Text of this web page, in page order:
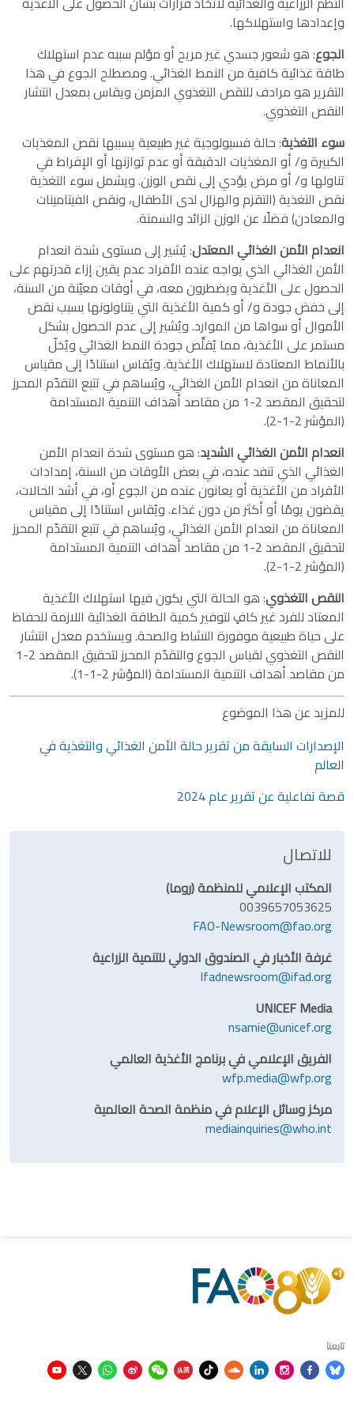
وإعدادها واستهلاكها.
الجوع: هو شعور جسدي غير مريح أو مؤلم سببه عدم استهلاك
طاقة غذائية كافية من النمط الغذائي. ومصطلح الجوع في هذا
التقرير هو مرادف للنقص التغذوي المزمن ويقاس بمعدل انتشار
النقص التغذوي.
سوء التغذية: حالة فسيولوجية غير طبيعية يسببها نقص المغذيات
الكبيرة و/ أو المغذيات الدقيقة أو عدم توازنها أو الإفراط في
تناولها و/ أو مرض يؤدي إلى نقص الوزن. ويشمل سوء التغذية
نقص التغذية (التقزم والهزال لدى الأطفال، ونقص الفيتامينات
والمعادن) فضلًا عن الوزن الزائد والسمنة.
انعدام الأمن الغذائي المعتدل: يُشير إلى مستوى شدة انعدام
الأمن الغذائي الذي يواجه عنده الأفراد عدم يقين إزاء قدرتهم على
الحصول على الأغذية ويضطرون معه، في أوقات معيّنة من السنة،
إلى خفض جودة و/ أو كمية الأغذية التي يتناولونها بسبب نقص
الأموال أو سواها من الموارد. ويُشير إلى عدم الحصول بشكل
مستمر على الأغذية، مما يُقلِّص جودة النمط الغذائي ويُخلّ
بالأنماط المعتادة لاستهلاك الأغذية. ويُقاس استنادًا إلى مقياس
المعاناة من انعدام الأمن الغذائي، ويُساهم في تتبع التقدّم المحرز
لتحقيق المقصد 2-1 من مقاصد أهداف التنمية المستدامة
(المؤشر 2-1-2).
انعدام الأمن الغذائي الشديد: هو مستوى شدة انعدام الأمن
الغذائي الذي تنفد عنده، في بعض الأوقات من السنة، إمدادات
الأفراد من الأغذية أو يعانون عنده من الجوع أو، في أشد الحالات،
يقضون يومًا أو أكثر من دون غذاء. ويُقاس استنادًا إلى مقياس
المعاناة من انعدام الأمن الغذائي، ويُساهم في تتبع التقدّم المحرز
لتحقيق المقصد 2-1 من مقاصد أهداف التنمية المستدامة
(المؤشر 2-1-2).
النقص التغذوي: هو الحالة التي يكون فيها استهلاك الأغذية
المعتاد للفرد غير كافٍ لتوفير كمية الطاقة الغذائية اللازمة للحفاظ
على حياة طبيعية موفورة النشاط والصحة. ويستخدم معدل انتشار
النقص التغذوي لقياس الجوع والتقدّم المحرز لتحقيق المقصد 2-1
من مقاصد أهداف التنمية المستدامة (المؤشر 2-1-1).
للمزيد عن هذا الموضوع
الإصدارات السابقة من تقرير حالة الأمن الغذائي والتغذية في
العالم
قصة تفاعلية عن تقرير عام 2024
للاتصال
المكتب الإعلامي للمنظمة (روما)
0039657053625
FAO-Newsroom@fao.org
غرفة الأخبار في الصندوق الدولي للتنمية الزراعية
Ifadnewsroom@ifad.org
UNICEF Media
nsamie@unicef.org
الفريق الإعلامي في برنامج الأغذية العالمي
wfp.media@wfp.org
مركز وسائل الإعلام في منظمة الصحة العالمية
mediainquiries@who.int
تابعنا